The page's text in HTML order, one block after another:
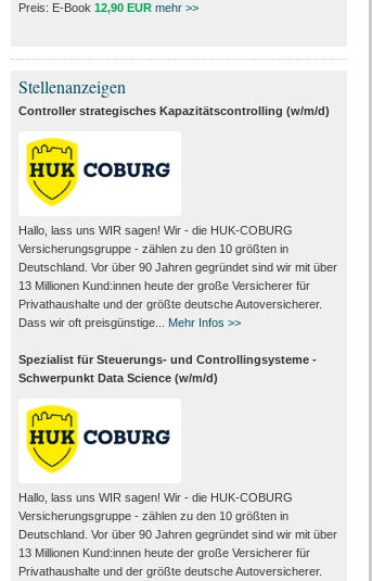
Preis: E-Book 12,90 EUR mehr >>
Stellenanzeigen
Controller strategisches Kapazitätscontrolling (w/m/d)
Hallo, lass uns WIR sagen! Wir - die HUK-COBURG
Versicherungsgruppe - zählen zu den 10 größten in
Deutschland. Vor über 90 Jahren gegründet sind wir mit über
13 Millionen Kund:innen heute der große Versicherer für
Privathaushalte und der größte deutsche Autoversicherer.
Dass wir oft preisgünstige...
Mehr Infos >>
Spezialist für Steuerungs- und Controllingsysteme -
Schwerpunkt Data Science (w/m/d)
Hallo, lass uns WIR sagen! Wir - die HUK-COBURG
Versicherungsgruppe - zählen zu den 10 größten in
Deutschland. Vor über 90 Jahren gegründet sind wir mit über
13 Millionen Kund:innen heute der große Versicherer für
Privathaushalte und der größte deutsche Autoversicherer.